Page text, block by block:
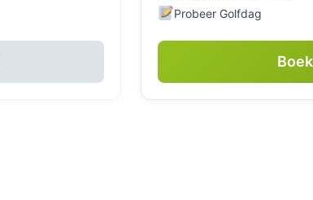
Probeer Golfdag